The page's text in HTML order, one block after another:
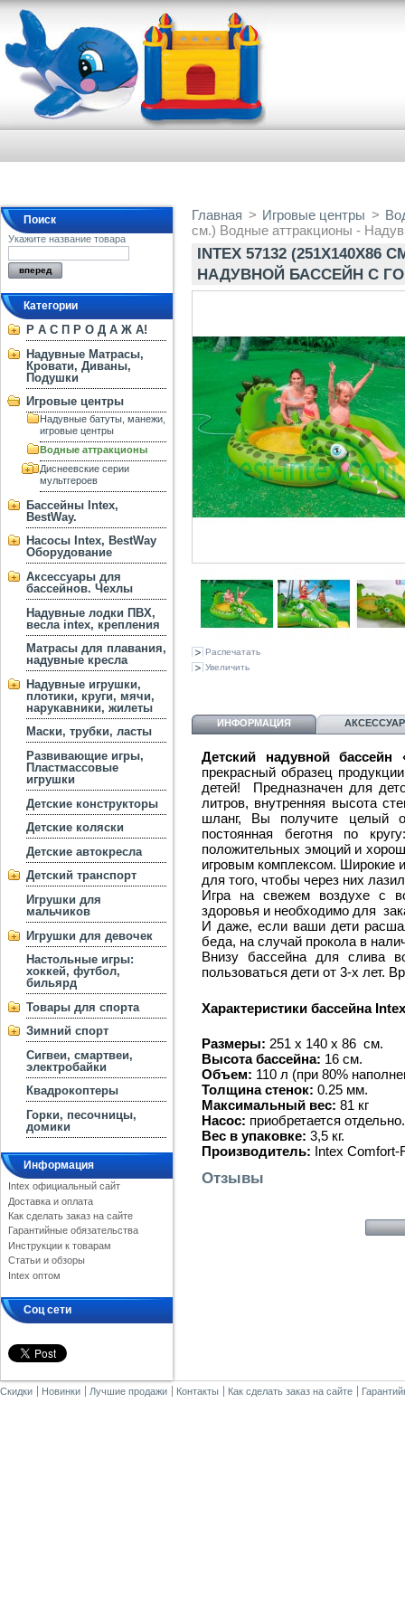
Поиск
Укажите название товара
Категории
Р А С П Р О Д А Ж А!
Надувные Матрасы,
Кровати, Диваны,
Подушки
Игровые центры
Надувные батуты, манежи,
игровые центры
Водные аттракционы
Диснеевские серии
мультгероев
Бассейны Intex,
BestWay.
Насосы Intex, BestWay
Оборудование
Аксессуары для
бассейнов. Чехлы
Надувные лодки ПВХ,
весла intex, крепления
Матрасы для плавания,
надувные кресла
Надувные игрушки,
плотики, круги, мячи,
нарукавники, жилеты
Маски, трубки, ласты
Развивающие игры,
Пластмассовые
игрушки
Детские конструкторы
Детские коляски
Детские автокресла
Детский транспорт
Игрушки для
мальчиков
Игрушки для девочек
Настольные игры:
хоккей, футбол,
бильярд
Товары для спорта
Зимний спорт
Сигвеи, смартвеи,
электробайки
Квадрокоптеры
Горки, песочницы,
домики
Информация
Intex официальный сайт
Доставка и оплата
Как сделать заказ на сайте
Гарантийные обязательства
Инструкции к товарам
Статьи и обзоры
Intex оптом
Соц сети
Главная > Игровые центры >
см.) Водные аттракционы -
INTEX 57132
НАДУВНОЙ БАССЕЙН С
Распечатать
Увеличить
ИНФОРМАЦИЯ
Детский надувной
прекрасный образец
детей! Предназначен для
литров, внутренняя высота
шланг, Вы получите целый
постоянная беготня по
положительных эмоций и
игровым комплексом. Широкие
для того, чтобы через них
Игра на свежем воздухе с
здоровья и необходимо для
И даже, если ваши дети
беда, на случай прокола в
Внизу бассейна для слива
пользоваться дети от 3-х лет.
Характеристики бассейна
Размеры: 251 х 140 х 86 см.
Высота бассейна: 16 см.
Объем: 110 л (при 80%
Толщина стенок: 0.25 мм.
Максимальный вес: 81 кг
Насос: приобретается отдельно.
Вес в упаковке: 3,5 кг.
Производитель: Intex Comfort-
Отзывы
Скидки Новинки Лучшие продажи Контакты Как сделать заказ на сайте